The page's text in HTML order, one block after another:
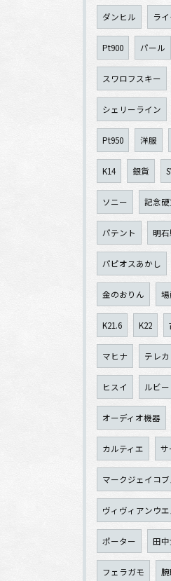
ダンヒル ラ
Pt900 パール
スワロフスキー
シェリーライン
Pt950 洋服
K14 銀貨
ソニー 記念硬
パテント 明石
パピオスあかし
金のおりん
K21.6 K22
マヒナ テレカ
ヒスイ ルビー
オーディオ機器
カルティエ サ
マークジェイコブ
ヴィヴィアンウ
ポーター 田
フェラガモ